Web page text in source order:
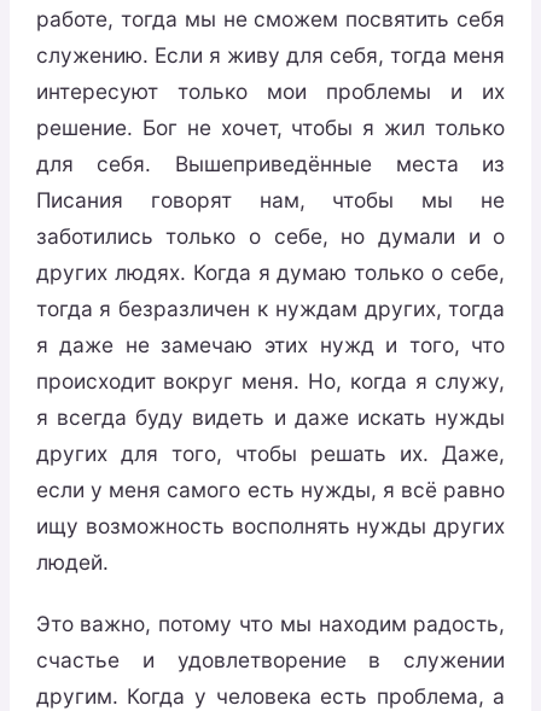
работе, тогда мы не сможем посвятить себя
служению. Если я живу для себя, тогда меня
интересуют только мои проблемы и их
решение. Бог не хочет, чтобы я жил только
для себя. Вышеприведённые места из
Писания говорят нам, чтобы мы не
заботились только о себе, но думали и о
других людях. Когда я думаю только о себе,
тогда я безразличен к нуждам других, тогда
я даже не замечаю этих нужд и того, что
происходит вокруг меня. Но, когда я служу,
я всегда буду видеть и даже искать нужды
других для того, чтобы решать их. Даже,
если у меня самого есть нужды, я всё равно
ищу возможность восполнять нужды других
людей.
Это важно, потому что мы находим радость,
счастье и удовлетворение в служении
другим. Когда у человека есть проблема, а